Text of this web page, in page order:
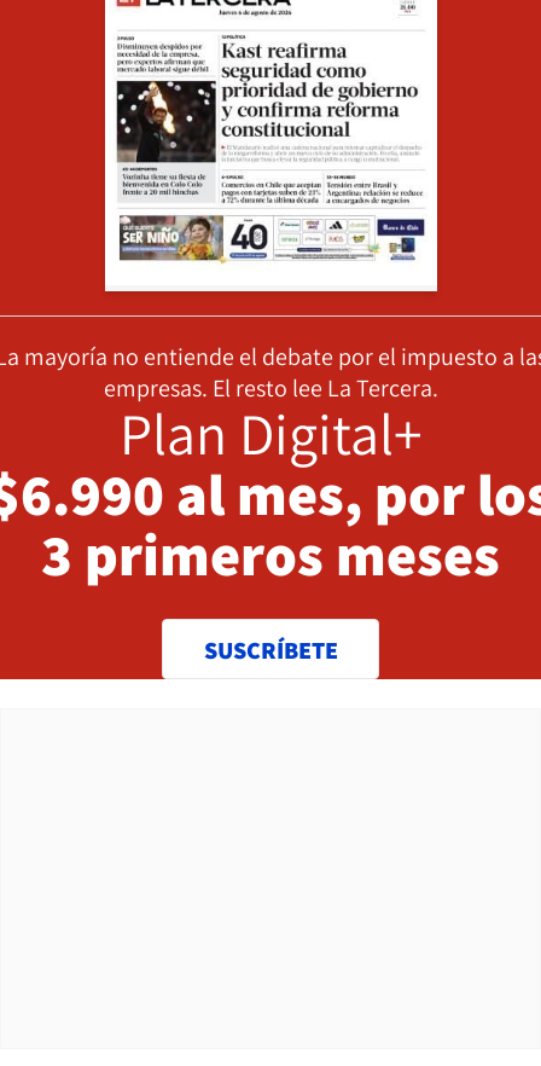
mayoría no entiende el debate por el impuesto a
empresas. El resto lee La Tercera.
Plan Digital+
al mes, por
3 primeros meses
SUSCRÍBETE